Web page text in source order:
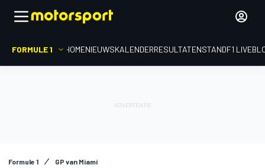
FORMULE 1 HOMENIEUWSKALENDERRESULTATENSTANDF1
Formule 1 GP van Miami